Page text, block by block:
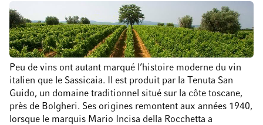
Peu de vins ont autant marqué l’histoire moderne du vin
italien que le Sassicaia. Il est produit par la Tenuta San
Guido, un domaine traditionnel situé sur la côte toscane,
près de Bolgheri. Ses origines remontent aux années 1940,
lorsque le marquis Mario Incisa della Rocchetta a